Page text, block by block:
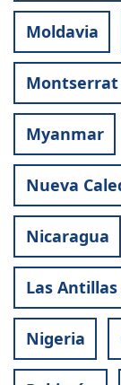
Moldavia
Montserrat
Myanmar
Nueva
Nicaragua
Las
Nigeria